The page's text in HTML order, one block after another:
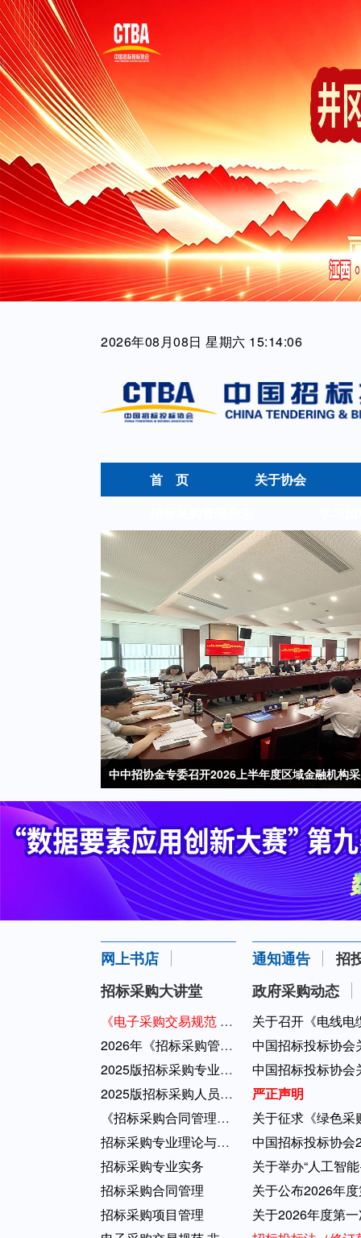
2026年08月08日 星期六 15:14:07
首 页
关于协会
井冈山上话党建
中国招标投标协会第三届理事会第八次会议顺利召
中中招协金专委召开2026上半年度区域金融机构
2026年中国招标投标协会分支机构工作会议在京
传承井冈山精神 做强舆论宣传阵地
网上书店
招标采购大讲堂
《电子采购交易规范 非招标方式》（GB/...
2026年《招标采购管理》期刊
2025版招标采购专业人员能力评价辅导教...
2025版招标采购人员专业能力评价初级测...
《招标采购合同管理》和《招标采购项目...
招标采购专业理论与法律基础
招标采购专业实务
招标采购合同管理
招标采购项目管理
通知通告
招
政府采购动态
关于召开《电线
中国招标投标协会
中国招标投标协会
严正声明
关于征求《绿色
中国招标投标协会
关于举办“人工智
关于公布2026年
关于2026年度第